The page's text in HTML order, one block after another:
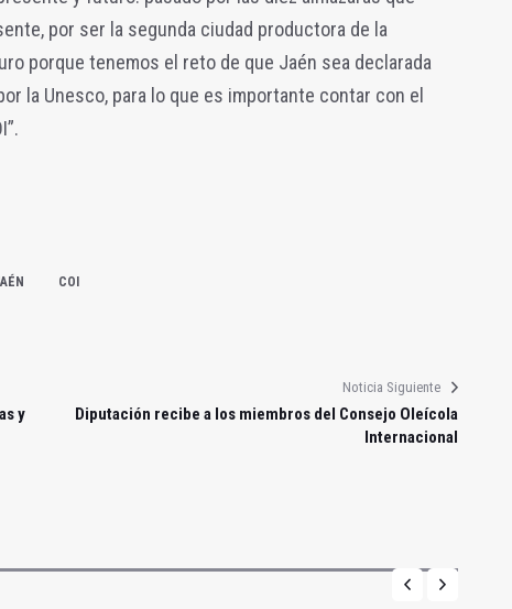
por ser la segunda ciudad productora de la
porque tenemos el reto de que Jaén sea declarada
la Unesco, para lo que es importante contar con el
COI
y
Noticia Siguiente
Diputación recibe a los miembros del Consejo Oleícola
Internacional